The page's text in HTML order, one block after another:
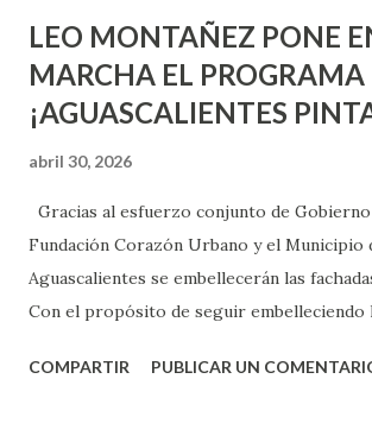
LEO MONTAÑEZ PONE
MARCHA EL PROGRAMA
¡AGUASCALIENTES
abril 30, 2026
Gracias al esfuerzo conjunto de
Fundación Corazón Urbano y el Municipio
Aguascalientes se embellecerán las
Con el propósito de seguir embelleciendo
municipal, Leo Montañez dio inicio al
COMPARTIR PUBLICAR UN